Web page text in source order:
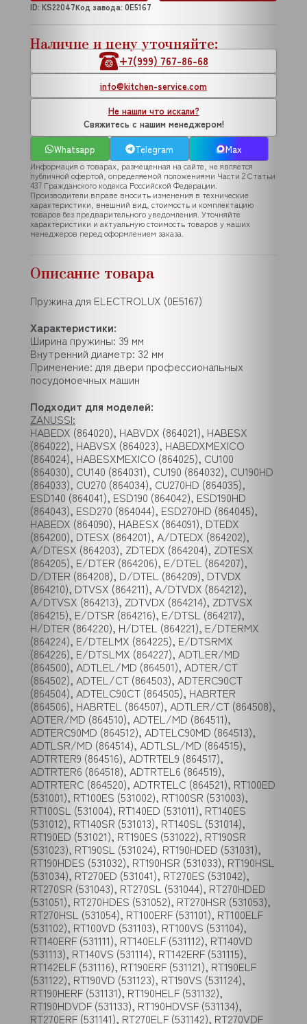
ID: KS22047Код завода: 0E5167
Наличие и цену уточняйте:
+7(999) 767-86-68
info@kitchen-service.com
Не нашли что искали?
Свяжитесь с нашим менеджером!
Whatsapp
Telegram Max
Информация о товарах, размещенная на сайте, не является
публичной офертой, определяемой положениями Части 2 Статьи
437 Гражданского кодекса Российской Федерации.
Производители вправе вносить изменения в технические
характеристики, внешний вид, стоимость и комплектацию
товаров без предварительного уведомления. Уточняйте
характеристики и актуальную стоимость товаров у наших
менеджеров перед оформлением заказа.
Описание товара
Пружина для ELECTROLUX (0E5167)
Характеристики:
Ширина пружины: 39 мм
Внутренний диаметр: 32 мм
Применение: для двери профессиональных
посудомоечных машин
Подходит для моделей:
ZANUSSI:
HABEDX (864020), HABVDX (864021), HABESX (864022), HABVSX (864023), HABEDXMEXICO (864024), HABESXMEXICO (864025), CU100 (864030), CU140 (864031), CU190 (864032), CU190HD (864033), CU270 (864034), CU270HD (864035), ESD140 (864041), ESD190 (864042), ESD190HD (864043), ESD270 (864044), ESD270HD (864045), HABEDX (864090), HABESX (864091), DTEDX (864200), DTESX (864201), A/DTEDX (864202), A/DTESX (864203), ZDTEDX (864204), ZDTESX (864205), E/DTER (864206), E/DTEL (864207), D/DTER (864208), D/DTEL (864209), DTVDX (864210), DTVSX (864211), A/DTVDX (864212), A/DTVSX (864213), ZDTVDX (864214), ZDTVSX (864215), E/DTSR (864216), E/DTSL (864217), H/DTER (864220), H/DTEL (864221), E/DTERMX (864224), E/DTELMX (864225), E/DTSRMX (864226), E/DTSLMX (864227), ADTLER/MD (864500), ADTLEL/MD (864501), ADTER/CT (864502), ADTEL/CT (864503), ADTERC90CT (864504), ADTELC90CT (864505), HABRTER (864506), HABRTEL (864507), ADTLER/CT (864508), ADTER/MD (864510), ADTEL/MD (864511), ADTERC90MD (864512), ADTELC90MD (864513), ADTLSR/MD (864514), ADTLSL/MD (864515), ADTRTER9 (864516), ADTRTEL9 (864517), ADTRTER6 (864518), ADTRTEL6 (864519), ADTRTERC (864520), ADTRTELC (864521), RT100ED (531001), RT100ES (531002), RT100SR (531003), RT100SL (531004), RT140ED (531011), RT140ES (531012), RT140SR (531013), RT140SL (531014), RT190ED (531021), RT190ES (531022), RT190SR (531023), RT190SL (531024), RT190HDED (531031), RT190HDES (531032), RT190HSR (531033), RT190HSL (531034), RT270ED (531041), RT270ES (531042), RT270SR (531043), RT270SL (531044), RT270HDED (531051), RT270HDES (531052), RT270HSR (531053), RT270HSL (531054), RT100ERF (531101), RT100ELF (531102), RT100VD (531103), RT100VS (531104), RT140ERF (531111), RT140ELF (531112), RT140VD (531113), RT140VS (531114), RT142ERF (531115), RT142ELF (531116), RT190ERF (531121), RT190ELF (531122), RT190VD (531123), RT190VS (531124), RT190HERF (531131), RT190HELF (531132), RT190HDVDF (531133), RT190HDVSF (531134), RT270ERF (531141), RT270ELF (531142), RT270VDF (531143), RT270VSF (531144), RT270HERF (531151), RT270HELF (531152), RT270HDVDF (531153), RT270HDVSF (531154), RT100ERG (531201), RT100ELG (531202), RT100VDU (531203), RT100VSU (531204), RT140ERG (531211), RT140ELG (531212), RT140VDU (531213), RT140VSU (531214), RT190ERG (531221), RT190ELG (531222), RT190VDU (531223), RT190VSU (531224), RT190HERG (531231), RT190HELG (531232), RT190HDVDU (531233), RT190HDVSU (531234), RT270ERG (531241), RT270ELG (531242), RT270VDU (531243), RT270VSU (531244), RT270HERG (531251), RT270HELG (531252), RT270HDVDU (531253), RT270HDVSU (531254), RT10ED (531300), RT10ES (531301), RT10SR (531302), RT10SL (531303), RT10ED/230 (531304), RT10ES/230 (531305), RT10ERF60 (531306), RT10ELF60 (531307), RT10ERF (531308), RT10ELF (531309), RT10ERBF60 (531310), RT10ELBF60 (531311), RT10ERG (531312), RT10ELG (531313), RT10EDH (531314), RT10ESH (531315), RT10SRB (531316), RT10SLB (531317), RT10ED/230H (531318), RT10ES/230H (531319), RT10ERBF (531320), RT10ELBF (531321), RT10ERBG (531324), RT10ELBG (531325), RT10EDECO (531330), RT10ESECO (531331), RT10SRC (531332), RT10SLC (531333), RT10ED/230E (531334), RT10ES/230E (531335), RT10ERCF (531338), RT10ELCF (531339), RT10ERCG (531342), RT10ELCG (531343), RT10EDHE (531344), RT10ESHE (531345), RT10SRCB (531346), RT10SLCB (531347), RT10ED/230HE (531348), RT10ES/230HE (531349), RT10ERCBF (531350), RT10ELCBF (531351), RT10ERCBG (531354), RT10ELCBG (531355), RT10ERASIA (531360), RT10ELASIA (531361), RT10SRASIA (531364), RT10SLASIA (531365), RT10ERCINA (531372), RT10ELCINA (531373), RT10ERROWH (531374), RT10ELROWH (531375), RT10ERH (531376), RT10ELH (531377), RT10ERROW (531378), RT10ELROW (531379), RT10ERROW6 (531380), RT10ELROW6 (531381), RT100EDF (531500), RT100ESF (531501), RT140EDFWHIRPOOL (531502), RT140ESFWHIRPOOL (531503), RT190EDFWHIRPOOL (531504), RT190ESFWHIRPOOL (531505), RT142EDFWHIRPOOL (531506), RT142ESFWHIRPOOL (531507), RT190HDEDFWHIRPOOL (531508), RT190HDESFWHIRPOOL (531509), RT270EDFWHIRPOOL (531510), RT270ESFWHIRPOOL (531511), RT270HDEDFWHIRPOOL (531512), RT270HDESFWHIRPOOL (531513), RT100EDECO (531520), RT100ESECO (531521), RT100SRC (531522), RT100SLC (531523), RT100ERCF (531524), RT100ELCF (531525), RT100EDECOFWHIRPOOL (531526), RT100ESECOFWHIRPOOL (531527), RT100ERCG (531528), RT100ELCG (531529), RT140EDECO (531530), RT140ESECO (531531), RT140SRC (531532), RT140SLC (531533), RT140ERCF (531534), RT140ELCF (531535), RT140EDECOFWHIRPOOL (531536), RT140ESECOFWHIRPOOL (531537), RT140ERCG (531538), RT140ELCG (531539), RT190EDECO (531540), RT190ESECO (531541), RT190SRC (531542), RT190SLC (531543), RT190ERCF (531544), RT190ELCF (531545), RT142ERCF (531546), RT142ELCF (531547), RT190EDECOFWHIRPOOL (531548), RT190ESECOFWHIRPOOL (531549), RT142EDECOFWHIRPOOL (531550), RT142ESECOFWHIRPOOL (531551), RT190ERCG (531552), RT190ELCG (531553), RT190HDEDECO (531554), RT190HDESECO (531555), RT190HSRC (531556), RT190HSLC (531557), RT190HERCF (531558), RT190HELCF (531559), RT190HDEDECOFWHIRPOOL (531560), RT190HDESECOFWHIRPOOL (531561), RT190HERCG (531562), RT190HELCG (531563), RT270EDECO (531564), RT270ESECO (531565), RT270SRC (531566), RT270SLC (531567), RT270ERCF (531568), RT270ELCF (531569), RT270EDECOFWHIRPOOL (531570), RT270ESECOFWHIRPOOL (531571), RT270ERCG (531572), RT270ELCG (531573), RT270HDEDECO (531574), RT270HDESECO (531575), RT270HSRC (531576), RT270HSLC (531577), RT270HERCF (531578), RT270HELCF (531579), RT270HDEDECOFWHIRPOOL (531580), RT270HDESECOFWHIRPOOL (531581), RT270HERCG (531582), RT270HELCG (531583), RT140EDEPL (531590), RT140ESEPL (531591), RT140VDEPL (531592), RT140VSEPL (531593), RT140EDEPLF (531594), RT140ESEPLF (531595), RT140EDEPLFWHIRPOOL (531596), RT140ESEPLFWHIRPOOL (531597), RT140EDEPLU (531598), RT140ESEPLU (531599), RT190EDEPL (531600), RT190ESEPL (531601), RT190VDEPL (531602), RT190VSEPL (531603), RT190EDEPLF (531604), RT190ESEPLF (531605), RT142EDEPLF (531606), RT142ESEPLF (531607), RT190EDEPLF (531608), RT190ESEPLF (531609), RT142EDEPLFWHIRPOOL (531610), RT142ESEPLFWHIRPOOL (531611), RT190EDEPLU (531612), RT190ESEPLU (531613), RT190HDEDEPL (531614), RT190HDESEPL (531615), RT190HDVDEPL (531616), RT190HDVSEPL (531617), RT190HDEDEPLF (531618), RT190HDESEPLF (531619), RT190HDEDEPLFWHIRPOOL (531620), RT190HDESEPLFWHIRPOOL (531621), RT190HDEDEPLU (531622), RT190HDESEPLU (531623), RT270EDEPL (531624), RT270ESEPL (531625), RT270VDEPL (531626), RT270VSEPL (531627), RT270EDEPLF (531628), RT270ESEPLF (531629), RT270EDEPLFWHIRPOOL (531630), RT270ESEPLFWHIRPOOL (531631), RT270EDEPLU (531632), RT270ESEPLU (531633), RT270HDEDEPL (531634), RT270HDESEPL (531635), RT270HDVDEPL (531636), RT270HDVSEPL (531637), RT270HDEDEPLF (531638), RT270HDESEPLF (531639), RT270HDEDEPLFWH (531640), RT270HDESEPLFWH (531641), RT270HDEDEPLU (531642), RT270HDESEPLU (531643), WT95ER (532001), WT95EL (532002), WT95SR (532003), WT95SL (532004), WT100ER (532011), WT100EL (532012), WT100SR (532013), WT100SL (532014), WT150ER (532021), WT150EL (532022), WT150SR (532023), WT150SL (532024), WT150HER (532031), WT150HEL (532032), WT150HSR (532033), WT150HSL (532034), WT200ER (532041), WT200EL (532042), WT200SR (532043), WT200SL (532044), WT200HER (532051), WT200HEL (532052), WT200HSR (532053), WT200HSL (532054), WT95ERF (532060), WT95ELF (532061), WT100ERF (532062), WT100ELF (532063), WT150ERF (532064), WT150ELF (532065), WT150HERF (532066), WT150HELF (532067), WT200ER- (532068), WT200ELF (532069), WT200HERF (532070), WT200HELF (532071), WT95ERECOF (532072), WT95ELECOF (532073), WT100ERCF (532074), WT100ELCF (532075), WT150ERCF (532076), WT150ELCF (532077), WT150HERCF (532078), WT150HELCF (532079), WT200ERCF (532080), WT200ELCF (532081), WT200HERCF (532082), WT200HELCF (532083), WT100EREPLF (532084), WT100ELEPLF (532085), WT150EREPLF (532086), WT150ELEPLF (532087), WT150HDEREPLF (532088), WT150HDELEPLF (532089), WT200EREPLF (532090), WT200ELEPLF (532091), WT200HDEREPLF (532092), WT200HDELEPLF (532093), WT95ERC (532101), WT95ELC (532102), WT95SRC (532103), WT95SLC (532104), WT100ERC (532111), WT100ELC (532112), WT100SRC (532113), WT100SLC (532114), WT150ERC (532121), WT150ELC (532122), WT150SRC (532123), WT150SLC (532124), WT150HERC (532131), WT150HELC (532132), WT150HSRC (532133), WT150HSLC (532134), WT200ERC (532141), WT200ELC (532142), WT200SRC (532143), WT200SLC (532144), WT200HERC (532151), WT200HELC (532152), WT200HSRC (532153), WT200HSLC (532154), WT100EREPL (532211), WT100ELEPL (532212), WT100SREPL (532213), WT100SLEPL (532214), WT150EREPL (532221), WT150ELEPL (532222), WT150SREPL (532223), WT150SLEPL (532224), WT150HDERE (532231), WT150HDELEPL (532232), WT150HDSRE (532233), WT150HDSLE (532234), WT200EREPL (532241), WT200ELEPL (532242), WT200SREPL (532243), WT200SLEPL (532244), WT200HDEREPL (532251), WT200HDELEPL (532252), WT200HDSRE (532253), WT200HDSLE (532254), D1700ER (532501), D1700EL (532502), H511ER (532503), H511EL (532504), H511ERECO (532505), H511ELECO (532506), D1800ER (532511), D1800EL (532512), H512ER (532513), H512EL (532514), H512VERold (532515), H512VEL (532516), H512LVER (532517), H512LVEL (532518), D2700ER (532521), D2700EL (532522), H522VER- (532523), H522VEL- (532524), H522LVER (532525), H522LVEL (532526), D2700HDER (532531), D2700HDEL (532532), H512ERECO (532533), H512ELECO (532534), H512VERECO (532535), H512VELECO (532536), H512LVERECO (532537), H512LVELECO (532538), D3600ER (532541), D3600EL (532542), H522VERECO (532543), H522VELECO (532544), H522LVERECO (532545), H522LVELECO (532546), D3600HDER (532551), D3600HDEL (532552), H512EREPL (532553), H512ELEPL (532554), H512VEREPL (532555), H512VELEPL (532556), H512LVEREPL (532557), H512LVELEPL (532558), H522VEREPL (532563), H522VELEPL (532564), H522LVEREPL (532565), H522LVELEPL (532566), H512EREPL (532573), H512ELEPL (532574), H512VEREPL (532575), H512VELEPL (532576), H512LVEREPL (532577), H512LVELEPL (532578), H522VEREPL (532583), H522VELEPL (532584), H522LVEREPL (532585), H522LVELEPL (532586), D1700ERECO (532601), D1700ELECO (532602),